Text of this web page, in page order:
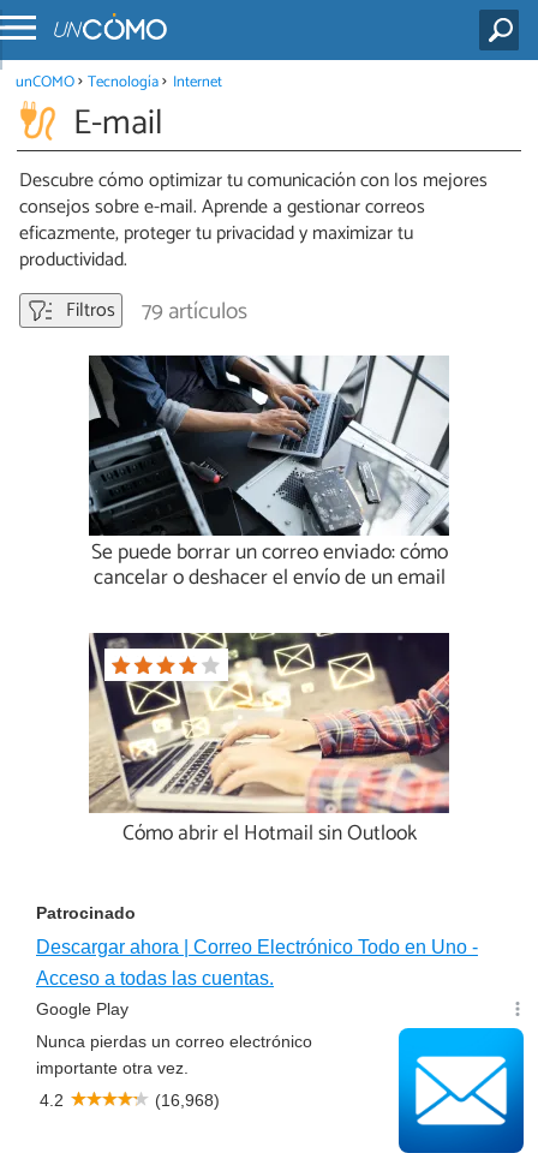
unCOMO Tecnología Internet
E-mail
Descubre cómo optimizar tu comunicación con los mejores
consejos sobre e-mail. Aprende a gestionar correos
eficazmente, proteger tu privacidad y maximizar tu
productividad.
Filtros
79 artículos
Se puede borrar un correo enviado: cómo
cancelar o deshacer el envío de un email
Cómo abrir el Hotmail sin Outlook